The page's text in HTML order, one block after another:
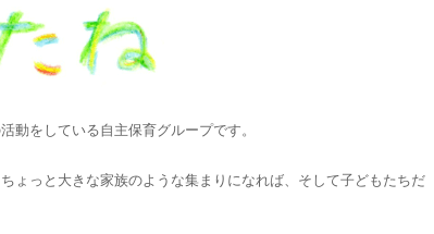
をしている自主保育グループです。
ょっと大きな家族のような集まりになれば、そして子どもたちだ